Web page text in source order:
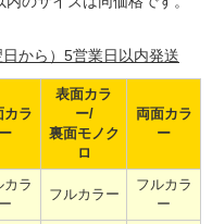
日から）5営業日以内発送
カラ
ー
表面カラ
ー/
裏面モノク
ロ
両面カラ
ー
カラ
ー
フルカラー
フルカラ
ー